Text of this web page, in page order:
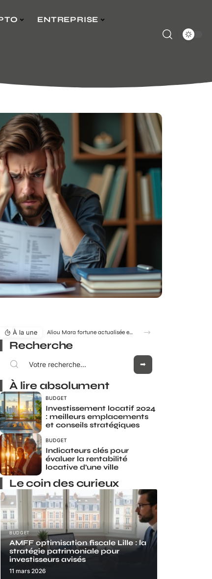
ENTREPRISE
À la une Aliou Mara fortune actualisée en 2026 : estimation, évolution et enjeux
Recherche
À lire absolument
BUDGET
Investissement locatif 2024
: meilleurs emplacements
et conseils stratégiques
BUDGET
Indicateurs clés pour
évaluer la rentabilité
locative d’une ville
Le coin des curieux
BUDGET
AMFF optimisation fiscale Lille : la
stratégie patrimoniale pour
investisseurs avisés
11 mars 2026